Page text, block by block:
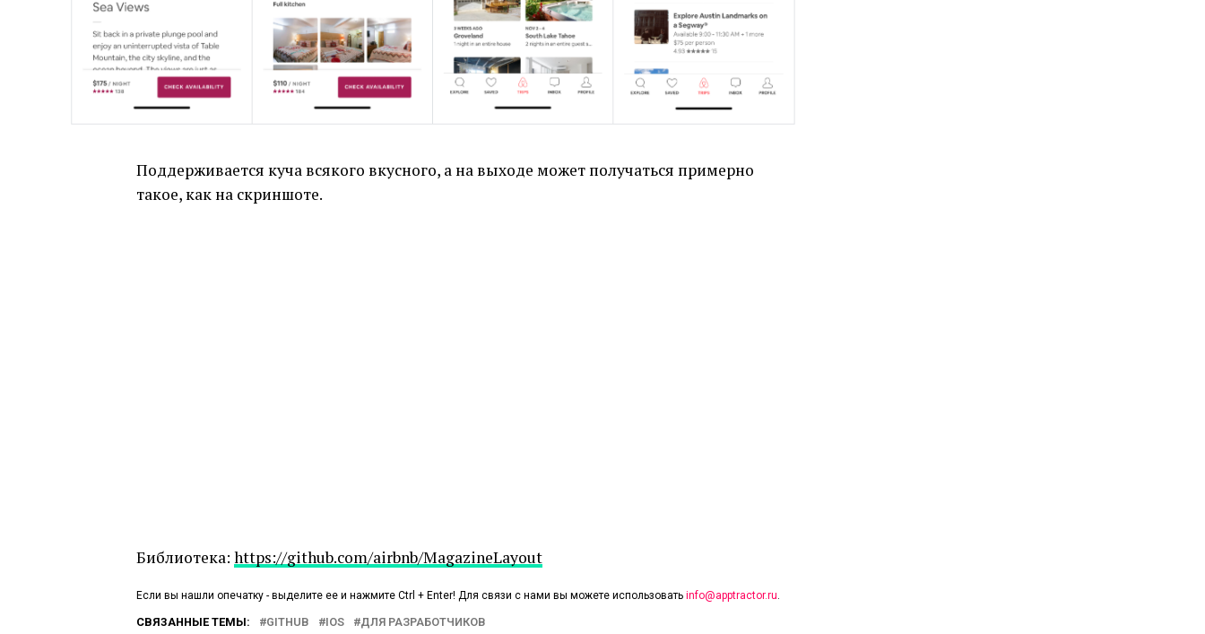
Поддерживается куча всякого вкусного, а на выходе может получаться примерно
такое, как на скриншоте.
Библиотека: https://github.com/airbnb/MagazineLayout
Если вы нашли опечатку - выделите ее и нажмите Ctrl + Enter! Для связи с нами вы можете использовать info@apptractor.ru
СВЯЗАННЫЕ ТЕМЫ: GITHUB IOS ДЛЯ РАЗРАБОТЧИКОВ